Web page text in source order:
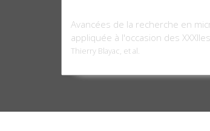
Avancées de la recherche en
appliquée à l'occasion des XXXIIes
Thierry Blayac, et al.